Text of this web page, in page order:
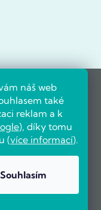
náš web
také
reklam a k
), díky tomu
(více informací).
Souhlasím